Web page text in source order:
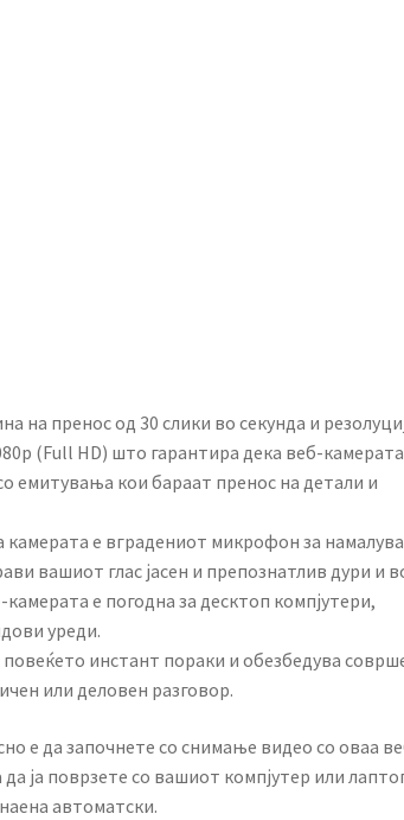
на пренос од 30 слики во секунда и
(Full HD) што гарантира дека веб-камерата
емитувања кои бараат пренос на детали и
камерата е вградениот микрофон за
вашиот глас јасен и препознатлив дури и
е погодна за десктоп компјутери,
уреди.
инстант пораки и обезбедува
или деловен разговор.
е да започнете со снимање видео со оваа
ја поврзете со вашиот компјутер или
автоматски.